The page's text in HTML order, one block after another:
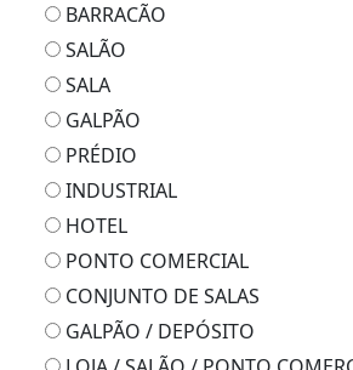
BARRACÃO
SALÃO
SALA
GALPÃO
PRÉDIO
INDUSTRIAL
HOTEL
PONTO COMERCIAL
CONJUNTO DE SALAS
GALPÃO / DEPÓSITO